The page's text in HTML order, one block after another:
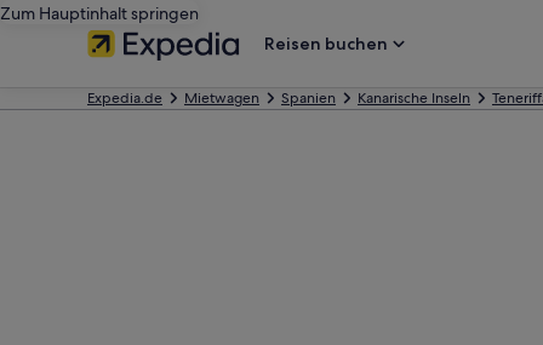
Zum Hauptinhalt springen
Reisen buchen
Expedia.de Mietwagen Spanien Kanarische Inseln